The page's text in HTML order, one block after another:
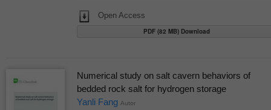
Open Access
PDF (82 MB) Download
Numerical study on salt cavern behaviors of
bedded rock salt for hydrogen storage
Yanli Fang Autor